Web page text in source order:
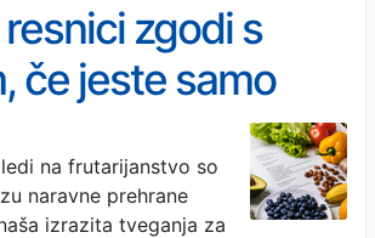
zgodi s
če jeste samo
na frutarijanstvo so
naravne prehrane
izrazita tveganja za